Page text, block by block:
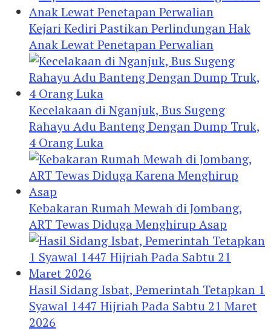
Kejari Kediri Pastikan Perlindungan Hak
Anak Lewat Penetapan Perwalian
Kecelakaan di Nganjuk, Bus Sugeng
Rahayu Adu Banteng Dengan Dump Truk,
4 Orang Luka
Kebakaran Rumah Mewah di Jombang,
ART Tewas Diduga Menghirup Asap
Hasil Sidang Isbat, Pemerintah Tetapkan 1
Syawal 1447 Hijriah Pada Sabtu 21 Maret
2026